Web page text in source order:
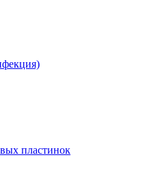
пластинок